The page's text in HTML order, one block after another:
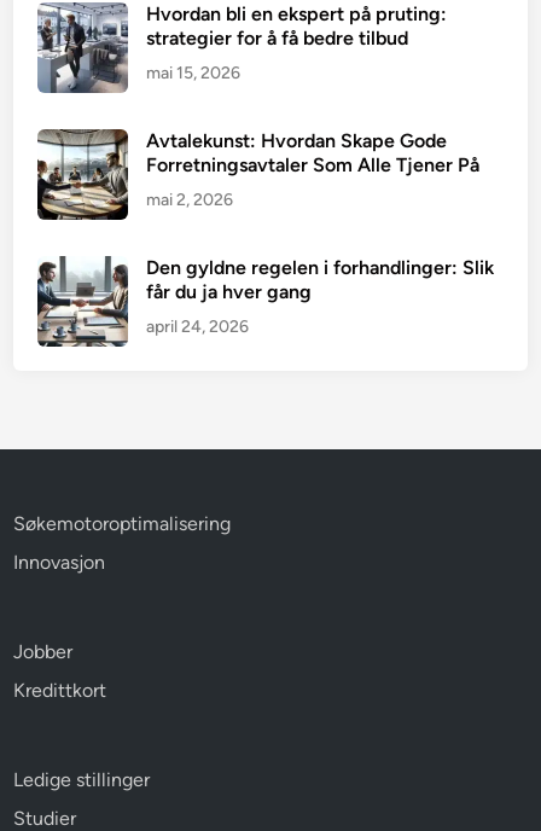
Hvordan bli en ekspert på pruting:
strategier for å få bedre tilbud
mai 15, 2026
Avtalekunst: Hvordan Skape Gode
Forretningsavtaler Som Alle Tjener På
mai 2, 2026
Den gyldne regelen i forhandlinger: Slik
får du ja hver gang
april 24, 2026
Søkemotoroptimalisering
Innovasjon
Jobber
Kredittkort
Ledige stillinger
Studier